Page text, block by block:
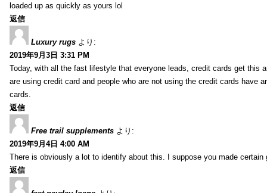
loaded up as quickly as yours lol
返信
Luxury rugs より:
2019年9月3日 3:31 PM
Today, with all the fast lifestyle that everyone leads, credit cards get this
are using credit card and people who are not using the credit cards have
cards.
返信
Free trail supplements より:
2019年9月4日 4:00 AM
There is obviously a lot to identify about this. I suppose you made certain
返信